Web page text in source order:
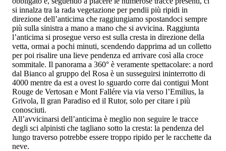
si innalza tra la rada vegetazione per pendii più ripidi in
direzione dell’anticima che raggiungiamo spostandoci sempre
più sulla sinistra a mano a mano che si avvicina. Raggiunta
l’anticima si prosegue verso est sulla cresta in direzione della
vetta, ormai a pochi minuti, scendendo dapprima ad un colletto
per poi risalire una lieve pendenza ed arrivare così alla croce
sommitale. Il panorama a 360° è veramente spettacolare: a nord
dal Bianco al gruppo del Rosa è un susseguirsi ininterrotto di
4000 mentre da est a ovest lo sguardo corre dai contigui Mont
Rouge de Vertosan e Mont Fallére via via verso l’Emilius, la
Grivola, Il gran Paradiso ed il Rutor, solo per citare i più
conosciuti.
All’avvicinarsi dell’anticima è meglio non seguire le tracce
degli sci alpinisti che tagliano sotto la cresta: la pendenza del
lungo traverso potrebbe essere troppo ripido per le racchette da
neve.